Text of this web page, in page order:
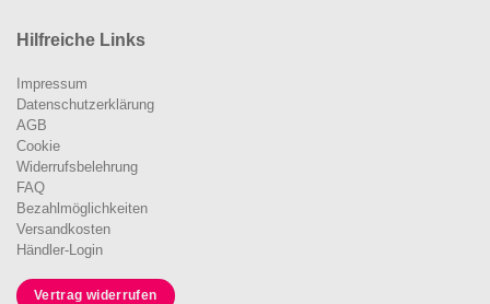
Hilfreiche Links
Impressum
Datenschutzerklärung
AGB
Cookie
Widerrufsbelehrung
FAQ
Bezahlmöglichkeiten
Versandkosten
Händler-Login
Vertrag widerrufen